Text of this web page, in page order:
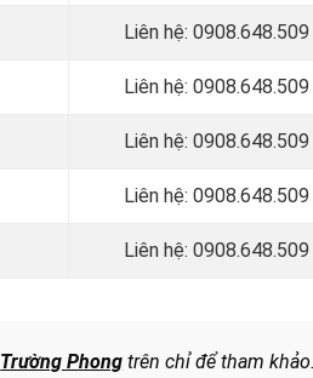
Liên hệ: 0908.648.509
Liên hệ: 0908.648.509
Liên hệ: 0908.648.509
Liên hệ: 0908.648.509
Liên hệ: 0908.648.509
Trường Phong trên chỉ để tham khảo.